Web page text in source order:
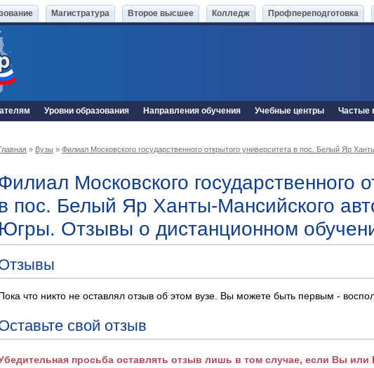
Магистратура Второе высшее Колледж Профпереподготовка
Уровни образования Направления обучения Учебные центры Частые
» Вузы » Филиал Московского государственного открытого университета в пос. Белый Яр
Московского государственного
в пос. Белый Яр Ханты-Мансийского
Югры. Отзывы о дистанционном
что никто не оставлял отзыв об этом вузе. Вы можете быть первым -
свой отзыв
просьба оставлять отзыв лишь в том случае, если Вы